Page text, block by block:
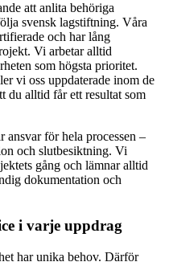
att anlita behöriga
svensk lagstiftning. Våra
och har lång
Vi arbetar alltid
som högsta prioritet.
vi oss uppdaterade inom de
du alltid får ett resultat som
för hela processen –
och slutbesiktning. Vi
gång och lämnar alltid
dokumentation och
i varje uppdrag
har unika behov. Därför